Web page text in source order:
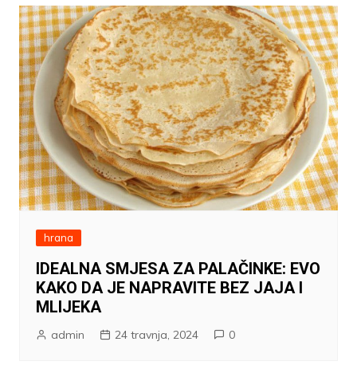
hrana
IDEALNA SMJESA ZA PALAČINKE: EVO
KAKO DA JE NAPRAVITE BEZ JAJA I
MLIJEKA
admin 24 travnja, 2024 0